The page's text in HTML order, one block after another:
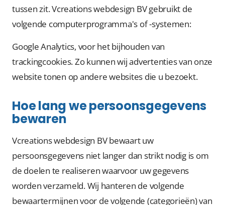
tussen zit. Vcreations webdesign BV gebruikt de
volgende computerprogramma's of -systemen:
Google Analytics, voor het bijhouden van
trackingcookies. Zo kunnen wij advertenties van onze
website tonen op andere websites die u bezoekt.
Hoe lang we persoonsgegevens
bewaren
Vcreations webdesign BV bewaart uw
persoonsgegevens niet langer dan strikt nodig is om
de doelen te realiseren waarvoor uw gegevens
worden verzameld. Wij hanteren de volgende
bewaartermijnen voor de volgende (categorieën) van